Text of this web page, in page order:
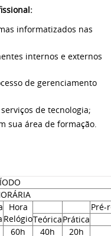
informatizados nas
internos e externos
de gerenciamento
de tecnologia;
sua área de formação.
Hora
Relógio
Pré-
TeóricaPrática
60h 40h 20h